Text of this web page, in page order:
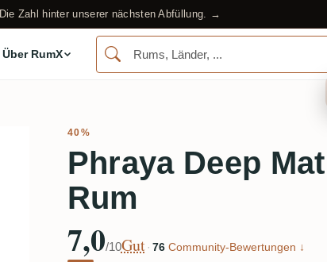
Die Zahl hinter unserer nächsten Abfüllung. →
Über RumX
40%
Phraya Deep
Rum
7,0/10Gut · 76Community-Bewertungen ↓